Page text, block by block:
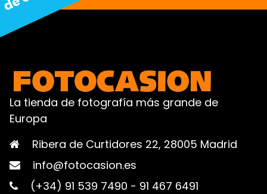
La tienda de fotografía más grande de
Europa
Ribera de Curtidores 22, 28005 Madrid
info@fotocasion.es
(+34) 91 539 7490 - 91 467 6491